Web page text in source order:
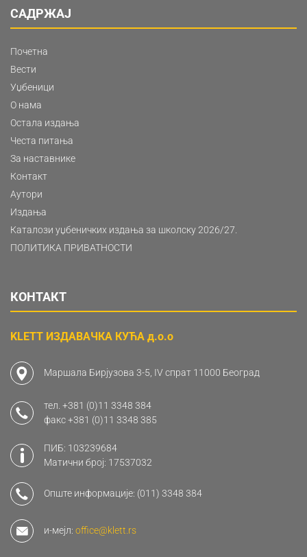
САДРЖАЈ
Почетна
Вести
Уџбеници
О нама
Остала издања
Честа питања
За наставнике
Контакт
Аутори
Издања
Каталози уџбеничких издања за школску 2026/27.
ПОЛИТИКА ПРИВАТНОСТИ
КОНТАКТ
KLETT ИЗДАВАЧКА КУЋА д.о.о
Маршала Бирјузова 3-5, IV спрат 11000 Београд
тел. +381 (0)11 3348 384
факс+381 (0)11 3348 385
ПИБ: 103239684
Матични број: 17537032
Опште информације: (011) 3348 384
и-мејл: office@klett.rs